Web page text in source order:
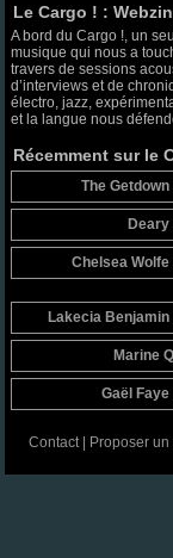
Le Cargo ! :
A bord du Cargo !, un
musique qui nous a
travers de sessions
d’interviews et de
électro, jazz,
et la langue nous
Récemment sur le
The Getdown
Deary
Chelsea Wolfe
Lakecia Benjamin
Marine
Gaël Faye
Contact| Proposer un